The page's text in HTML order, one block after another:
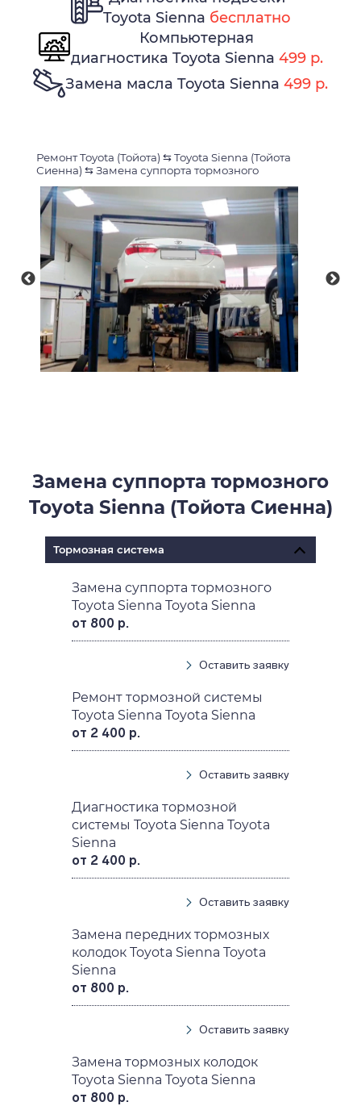
Toyota Sienna бесплатно
Компьютерная
диагностика Toyota Sienna 499 р.
Замена масла Toyota Sienna 499 р.
Ремонт Toyota (Тойота) ⇆Toyota Sienna (Тойота
Сиенна) ⇆Замена суппорта тормозного
Замена суппорта тормозного
Toyota Sienna (Тойота Сиенна)
Тормозная система
Замена суппорта тормозного
Toyota Sienna Toyota Sienna
от 800 р.
Оставить заявку
Ремонт тормозной системы
Toyota Sienna Toyota Sienna
от 2 400 р.
Оставить заявку
Диагностика тормозной
системы Toyota Sienna Toyota
Sienna
от 2 400 р.
Оставить заявку
Замена передних тормозных
колодок Toyota Sienna Toyota
Sienna
от 800 р.
Оставить заявку
Замена тормозных колодок
Toyota Sienna Toyota Sienna
от 800 р.